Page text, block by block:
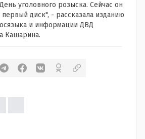
уголовного розыска. Сейчас он
диск", - рассказала изданию
и информации ДВД
Кашарина.